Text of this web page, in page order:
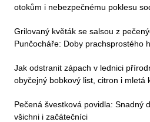
otokům i nebezpečnému poklesu
Grilovaný květák se salsou z
Punčocháře: Doby prachsprostého
Jak odstranit zápach v lednici
obyčejný bobkový list, citron i mletá
Pečená švestková povidla: Snadný
všichni i začátečníci